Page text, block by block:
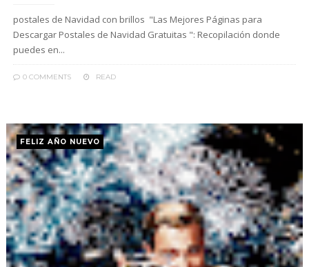
postales de Navidad con brillos "Las Mejores Páginas para
Descargar Postales de Navidad Gratuitas ": Recopilación donde
puedes en...
0 COMMENTS READ
FELIZ AÑO NUEVO